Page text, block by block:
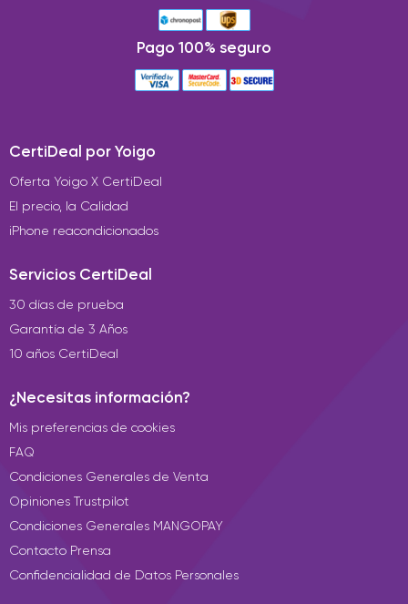
Pago 100% seguro
CertiDeal por Yoigo
Oferta Yoigo X CertiDeal
El precio, la Calidad
iPhone reacondicionados
Servicios CertiDeal
30 días de prueba
Garantía de 3 Años
10 años CertiDeal
¿Necesitas información?
Mis preferencias de cookies
FAQ
Condiciones Generales de Venta
Opiniones Trustpilot
Condiciones Generales MANGOPAY
Contacto Prensa
Confidencialidad de Datos Personales